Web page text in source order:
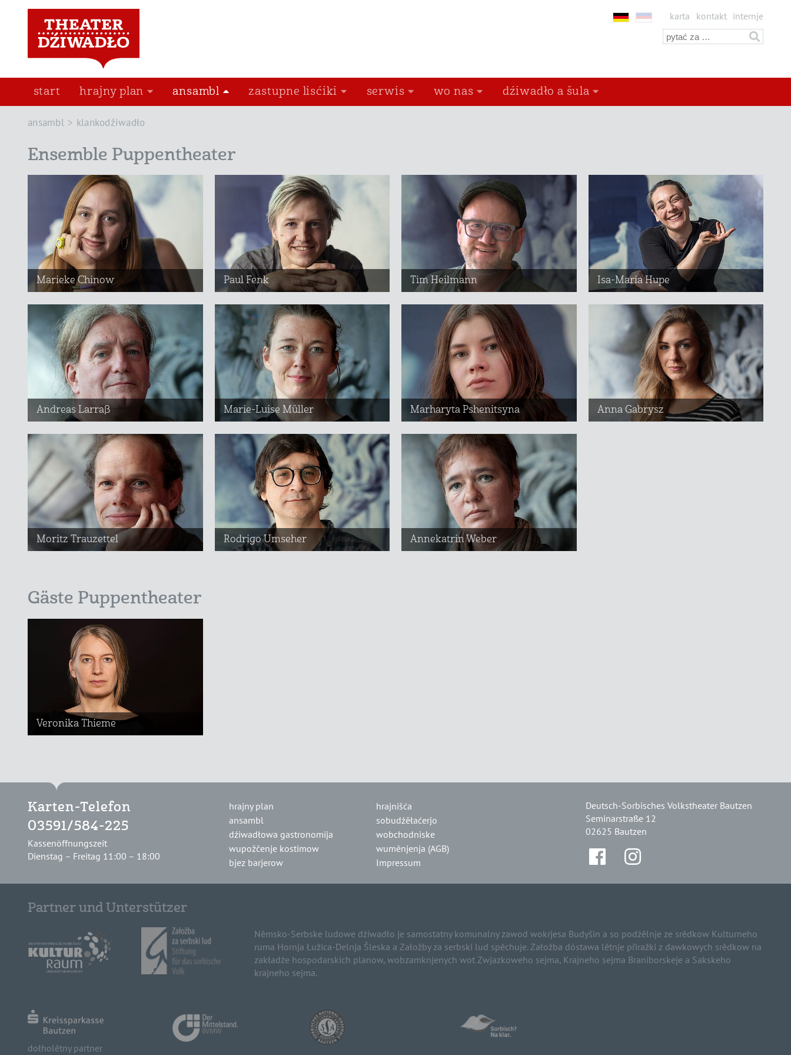
karta kontakt internje
start hrajny plan ansambl zastupne lisćiki serwis wo nas dźiwadło a šula
ansambl klankodźiwadło
Ensemble Puppentheater
Marieke Chinow Paul Fenk Tim Heilmann Isa-Maria Hupe
Andreas Larraß Marie-Luise Müller Marharyta Pshenitsyna Anna Gabrysz
Moritz Trauzettel Rodrigo Umseher Annekatrin Weber
Gäste Puppentheater
Veronika Thieme
Karten-Telefon
03591/584-225
Kassenöffnungszeit
Dienstag – Freitag 11:00 – 18:00
hrajny plan
ansambl
dźiwadłowa gastronomija
wupožčenje kostimow
bjez barjerow
hrajnišća
sobudźěłaćerjo
wobchodniske
wuměnjenja (AGB)
Impressum
Deutsch-Sorbisches Volkstheater Bautzen
Seminarstraße 12
02625 Bautzen
Partner und Unterstützer
Němsko-Serbske ludowe dźiwadło je samostatny komunalny zawod wokrjesa Budyšin a so podźělnje ze srědkow Kulturneho
ruma Hornja Łužica-Delnja Šleska a Załožby za serbski lud spěchuje. Załožba dóstawa lětnje přiražki z dawkowych srědkow na
zakładźe hospodarskich planow, wobzamknjenych wot Zwjazkoweho sejma, Krajneho sejma Braniborskeje a Sakskeho
krajneho sejma.
dołholětny partner